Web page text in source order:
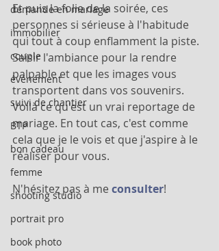
demande en mariage
immobilier
couple
événement
suivi de chantier
BTP
bon cadeau
femme
shooting studio
portrait pro
book photo
Et puis la folie de la soirée, ces
personnes si sérieuse à l'habitude
qui tout à coup enflamment la piste.
Saisir l'ambiance pour la rendre
palpable et que les images vous
transportent dans vos souvenirs.
Voilà ce qu'est un vrai reportage de
mariage. En tout cas, c'est comme
cela que je le vois et que j'aspire à le
réaliser pour vous.
N'hésitez pas à me consulter!